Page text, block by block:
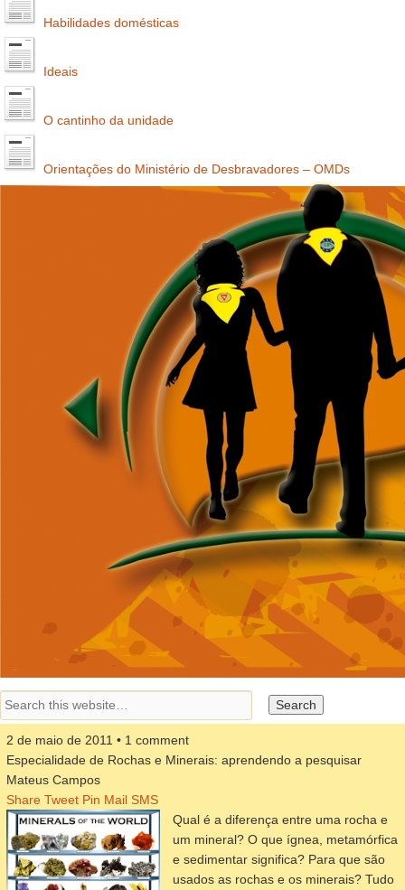
Habilidades domésticas
Ideais
O cantinho da unidade
Orientações do Ministério de Desbravadores – OMDs
2 de maio de 2011 • 1 comment
Especialidade de Rochas e Minerais: aprendendo a pesquisar
Mateus Campos
Share Tweet Pin Mail SMS
Qual é a diferença entre uma rocha e
um mineral? O que ígnea, metamórfica
e sedimentar significa? Para que são
usados as rochas e os minerais? Tudo